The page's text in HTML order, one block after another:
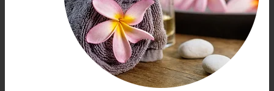
احترافية